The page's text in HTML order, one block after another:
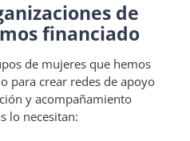
de
financiado
de mujeres que hemos
para crear redes de apoyo
y acompañamiento
lo necesitan: